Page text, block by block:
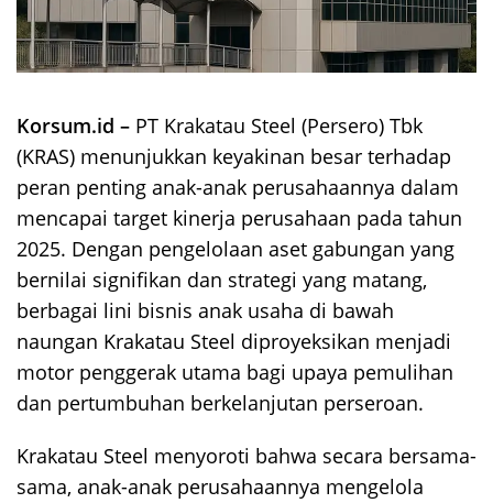
Korsum.id – PT Krakatau Steel (Persero) Tbk
(KRAS) menunjukkan keyakinan besar terhadap
peran penting anak-anak perusahaannya dalam
mencapai target kinerja perusahaan pada tahun
2025. Dengan pengelolaan aset gabungan yang
bernilai signifikan dan strategi yang matang,
berbagai lini bisnis anak usaha di bawah
naungan Krakatau Steel diproyeksikan menjadi
motor penggerak utama bagi upaya pemulihan
dan pertumbuhan berkelanjutan perseroan.
Krakatau Steel menyoroti bahwa secara bersama-
sama, anak-anak perusahaannya mengelola